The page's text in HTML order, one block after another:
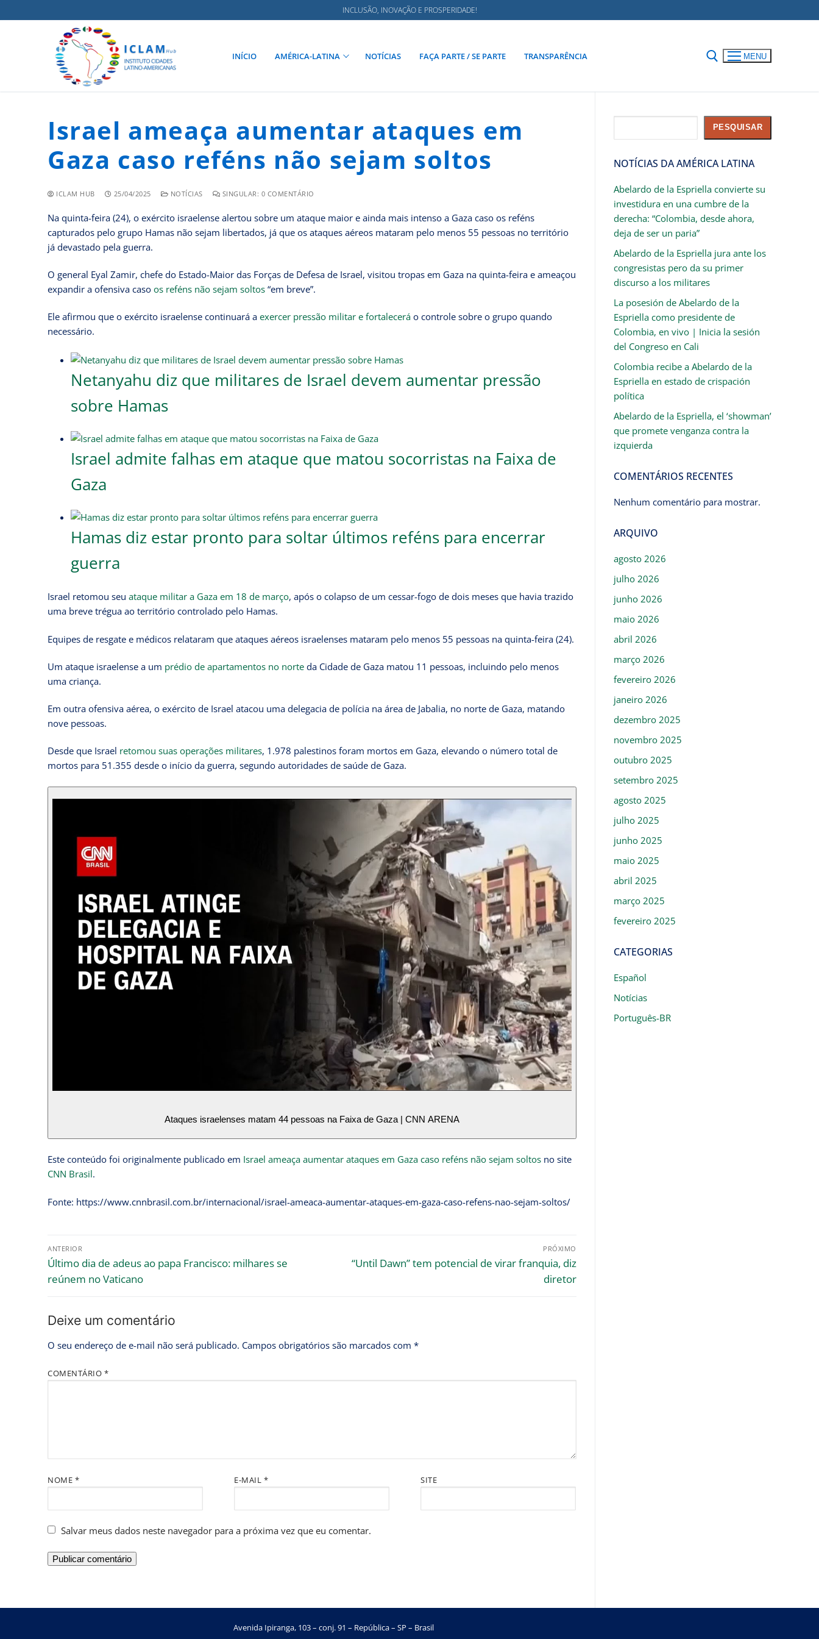
INCLUSÃO, INOVAÇÃO E PROSPERIDADE!
INÍCIO AMÉRICA-LATINA NOTÍCIAS FAÇA PARTE / SE PARTE TRANSPARÊNCIA MENU
Israel ameaça aumentar ataques em
Gaza caso reféns não sejam soltos
ICLAM HUB 25/04/2025 NOTÍCIAS SINGULAR: 0 COMENTÁRIO
Na quinta-feira (24), o exército israelense alertou sobre um ataque maior e ainda mais intenso a Gaza caso os reféns
capturados pelo grupo Hamas não sejam libertados, já que os ataques aéreos mataram pelo menos 55 pessoas no território
já devastado pela guerra.
O general Eyal Zamir, chefe do Estado-Maior das Forças de Defesa de Israel, visitou tropas em Gaza na quinta-feira e ameaçou
expandir a ofensiva caso os reféns não sejam soltos “em breve”.
Ele afirmou que o exército israelense continuará a exercer pressão militar e fortalecerá o controle sobre o grupo quando
necessário.
Netanyahu diz que militares de Israel devem aumentar pressão
sobre Hamas
Israel admite falhas em ataque que matou socorristas na Faixa de
Gaza
Hamas diz estar pronto para soltar últimos reféns para encerrar
guerra
Israel retomou seu ataque militar a Gaza em 18 de março, após o colapso de um cessar-fogo de dois meses que havia trazido
uma breve trégua ao território controlado pelo Hamas.
Equipes de resgate e médicos relataram que ataques aéreos israelenses mataram pelo menos 55 pessoas na quinta-feira (24).
Um ataque israelense a um prédio de apartamentos no norte da Cidade de Gaza matou 11 pessoas, incluindo pelo menos
uma criança.
Em outra ofensiva aérea, o exército de Israel atacou uma delegacia de polícia na área de Jabalia, no norte de Gaza, matando
nove pessoas.
Desde que Israel retomou suas operações militares, 1.978 palestinos foram mortos em Gaza, elevando o número total de
mortos para 51.355 desde o início da guerra, segundo autoridades de saúde de Gaza.
Ataques israelenses matam 44 pessoas na Faixa de Gaza | CNN ARENA
Este conteúdo foi originalmente publicado em Israel ameaça aumentar ataques em Gaza caso reféns não sejam soltos no site
CNN Brasil.
Fonte: https://www.cnnbrasil.com.br/internacional/israel-ameaca-aumentar-ataques-em-gaza-caso-refens-nao-sejam-soltos/
ANTERIOR
Último dia de adeus ao papa Francisco: milhares se
reúnem no Vaticano
PRÓXIMO
“Until Dawn” tem potencial de virar franquia, diz
diretor
Deixe um comentário
O seu endereço de e-mail não será publicado. Campos obrigatórios são marcados com *
COMENTÁRIO *
NOME * E-MAIL * SITE
Salvar meus dados neste navegador para a próxima vez que eu comentar.
PESQUISAR
NOTÍCIAS DA AMÉRICA LATINA
Abelardo de la Espriella convierte su
investidura en una cumbre de la
derecha: “Colombia, desde ahora,
deja de ser un paria”
Abelardo de la Espriella jura ante los
congresistas pero da su primer
discurso a los militares
La posesión de Abelardo de la
Espriella como presidente de
Colombia, en vivo | Inicia la sesión
del Congreso en Cali
Colombia recibe a Abelardo de la
Espriella en estado de crispación
política
Abelardo de la Espriella, el ‘showman’
que promete venganza contra la
izquierda
COMENTÁRIOS RECENTES
Nenhum comentário para mostrar.
ARQUIVO
agosto 2026
julho 2026
junho 2026
maio 2026
abril 2026
março 2026
fevereiro 2026
janeiro 2026
dezembro 2025
novembro 2025
outubro 2025
setembro 2025
agosto 2025
julho 2025
junho 2025
maio 2025
abril 2025
março 2025
fevereiro 2025
CATEGORIAS
Español
Notícias
Português-BR
Avenida Ipiranga, 103 – conj. 91 – República – SP – Brasil